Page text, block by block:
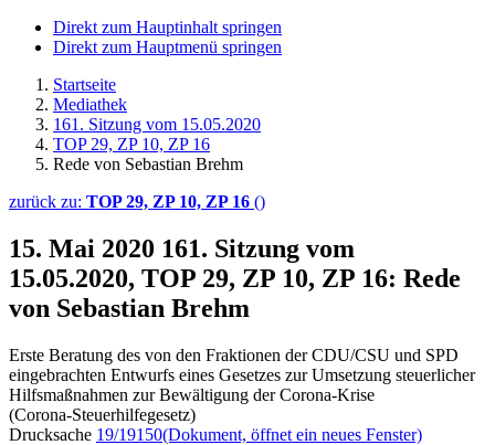
Direkt zum Hauptinhalt springen
Direkt zum Hauptmenü springen
Startseite
Mediathek
161. Sitzung vom 15.05.2020
TOP 29, ZP 10, ZP 16
Rede von Sebastian Brehm
zurück zu: TOP 29, ZP 10, ZP 16 ()
15. Mai 2020 161. Sitzung vom
15.05.2020, TOP 29, ZP 10, ZP 16: Rede
von Sebastian Brehm
Erste Beratung des von den Fraktionen der CDU/CSU und SPD
eingebrachten Entwurfs eines Gesetzes zur Umsetzung steuerlicher
Hilfsmaßnahmen zur Bewältigung der Corona-Krise
(Corona-Steuerhilfegesetz)
Drucksache 19/19150(Dokument, öffnet ein neues Fenster)